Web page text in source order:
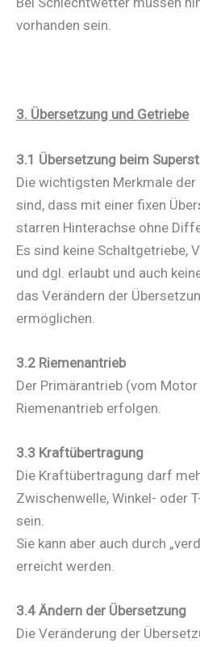
vorhanden sein.
3. Übersetzung und Getriebe
3.1 Übersetzung beim
Die wichtigsten Merkmale
sind, dass mit einer fixen
starren Hinterachse ohne
Es sind keine Schaltgetriebe,
und dgl. erlaubt und auch
das Verändern der
ermöglichen.
3.2 Riemenantrieb
Der Primärantrieb (vom
Riemenantrieb erfolgen.
3.3 Kraftübertragung
Die Kraftübertragung darf
Zwischenwelle, Winkel- oder
sein.
Sie kann aber auch durch
erreicht werden.
3.4 Ändern der Übersetzung
Die Veränderung der